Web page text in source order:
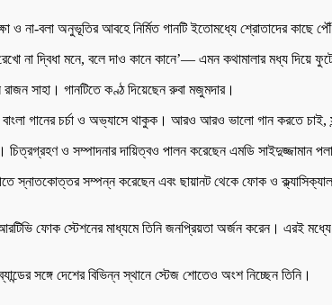
ও না-বলা অনুভূতির আবহে নির্মিত গানটি ইতোমধ্যে শ্রোতাদের কাছে
না দ্বিধা মনে, বলে দাও কানে কানে’— এমন কথামালার মধ্য দিয়ে
সাহা। গানটিতে কণ্ঠ দিয়েছেন রুবা মজুমদার।
বাংলা গানের চর্চা ও অভ্যাসে থাকুক। আরও আরও ভালো গান করতে চাই,
চিত্রগ্রহণ ও সম্পাদনার দায়িত্বও পালন করেছেন এমডি সাইদুজ্জামান
স্নাতকোত্তর সম্পন্ন করেছেন এবং ছায়ানট থেকে ফোক ও
ফোক স্টেশনের মাধ্যমে তিনি জনপ্রিয়তা অর্জন করেন। এরই
সঙ্গে দেশের বিভিন্ন স্থানে স্টেজ শোতেও অংশ নিচ্ছেন তিনি।